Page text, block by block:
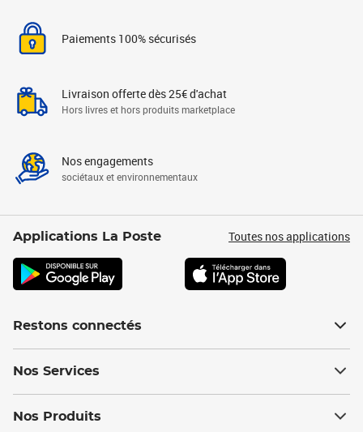
Paiements 100% sécurisés
Livraison offerte dès 25€ d'achat
Hors livres et hors produits marketplace
Nos engagements
sociétaux et environnementaux
Applications La Poste Toutes nos applications
Restons connectés
Nos Services
Nos Produits